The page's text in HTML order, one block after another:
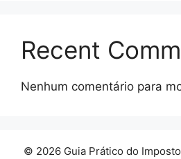
Recent
Nenhum comentário para
© 2026 Guia Prático do